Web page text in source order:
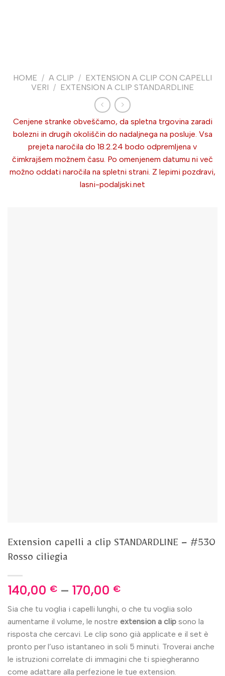
HOME / A CLIP / EXTENSION A CLIP CON CAPELLI
VERI / EXTENSION A CLIP STANDARDLINE
Cenjene stranke obveščamo, da spletna trgovina zaradi
bolezni in drugih okoliščin do nadaljnega na posluje. Vsa
prejeta naročila do 18.2.24 bodo odpremljena v
čimkrajšem možnem času. Po omenjenem datumu ni več
možno oddati naročila na spletni strani. Z lepimi pozdravi,
lasni-podaljski.net
Extension capelli a clip STANDARDLINE – #530
Rosso ciliegia
140,00 € – 170,00 €
Sia che tu voglia i capelli lunghi, o che tu voglia solo
aumentarne il volume, le nostre extension a clip sono la
risposta che cercavi. Le clip sono già applicate e il set è
pronto per l’uso istantaneo in soli 5 minuti. Troverai anche
le istruzioni correlate di immagini che ti spiegheranno
come adattare alla perfezione le tue extension.